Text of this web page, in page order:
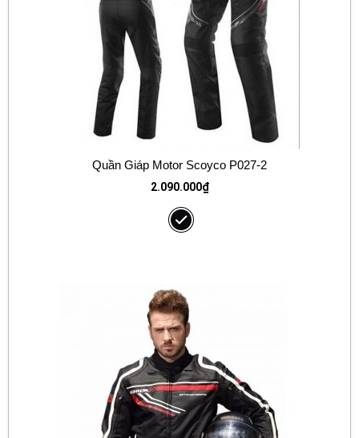
Quần Giáp Motor Scoyco P027-2
2.090.000₫